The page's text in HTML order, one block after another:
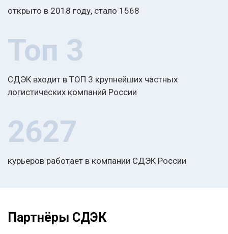
открыто в 2018 году, стало 1568
Топ 3
СДЭК входит в ТОП 3 крупнейших частных
логистических компаний России
2627
курьеров работает в компании СДЭК России
Партнёры СДЭК